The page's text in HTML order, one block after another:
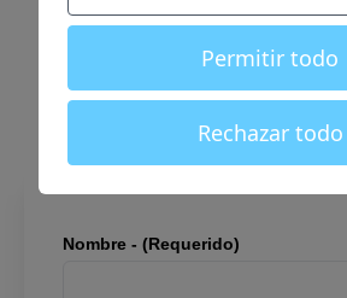
Permitir todo
Rechazar todo
¿Tienes una propiedad
quieres sacarle la máxima
NOS OCUPAMOS DE LA GESTIÓN
TU VIVIENDA PARA QUE DISFRUTES
Nombre - (Requerido)